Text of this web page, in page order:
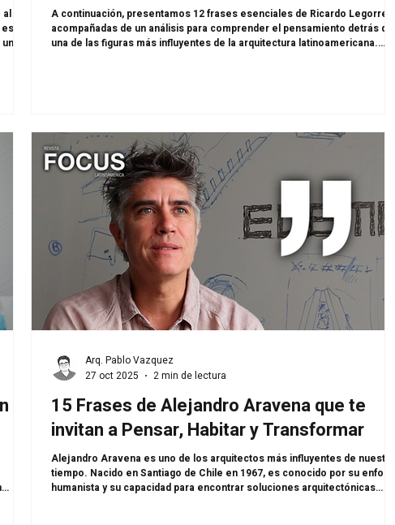
A continuación, presentamos 12 frases esenciales de Ricardo Legorreta,
acompañadas de un análisis para comprender el pensamiento detrás de
una de las figuras más influyentes de la arquitectura latinoamericana.
15 Frases de Alejandro Aravena que te
invitan a Pensar, Habitar y Transformar
Alejandro Aravena es uno de los arquitectos más influyentes de nuestro
tiempo. Nacido en Santiago de Chile en 1967, es conocido por su enfoque
humanista y su capacidad para encontrar soluciones arquitectónicas
Arq. Pablo Vazquez
27 oct 2025
2 min de lectura